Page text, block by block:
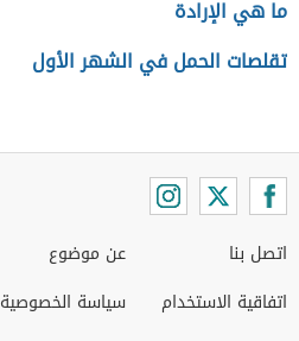
ما هي الإرادة
تقلصات الحمل في الشهر الأول
اتصل بنا
اتفاقية الاستخدام
عن موضوع
سياسة الخصوصية